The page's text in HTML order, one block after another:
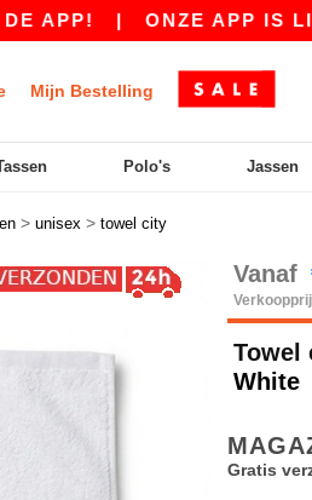
|ONZE APP IS LIVE!
Mijn Bestelling
Polo's Jassen
> unisex > towel city
Vanaf
Towel
White
Gratis